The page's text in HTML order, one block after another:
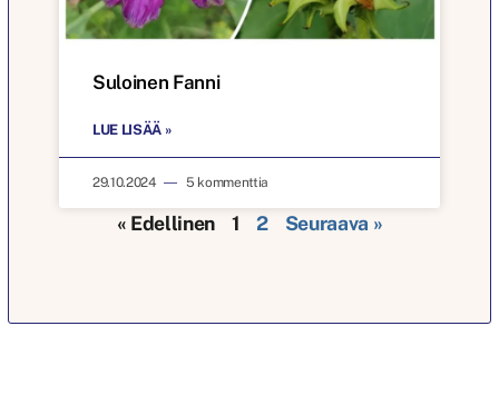
Suloinen Fanni
LUE LISÄÄ »
29.10.2024 5 kommenttia
« Edellinen 1 2 Seuraava »